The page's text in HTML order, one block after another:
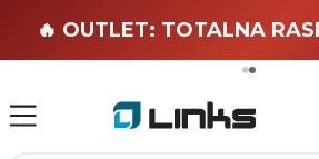
🏄 Zaslužuješ
🔥 OUTLET: TOTALNA